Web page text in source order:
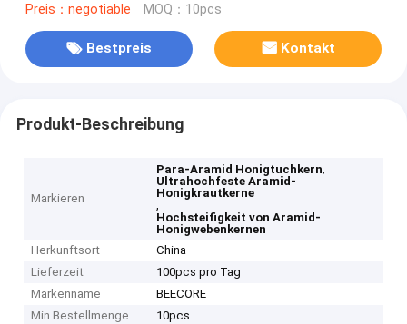
Preis：negotiable MOQ：10pcs
Bestpreis Kontakt
Produkt-Beschreibung
Markieren
Para-Aramid Honigtuchkern,
Ultrahochfeste Aramid-
Honigkrautkerne
,
Hochsteifigkeit von Aramid-
Honigwebenkernen
Herkunftsort
China
Lieferzeit
100pcs pro Tag
Markenname
BEECORE
Min Bestellmenge
10pcs